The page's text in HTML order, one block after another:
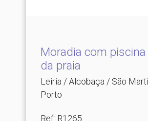
Moradia com
da praia
Leiria / Alcobaça / São
Porto
Ref: R1265